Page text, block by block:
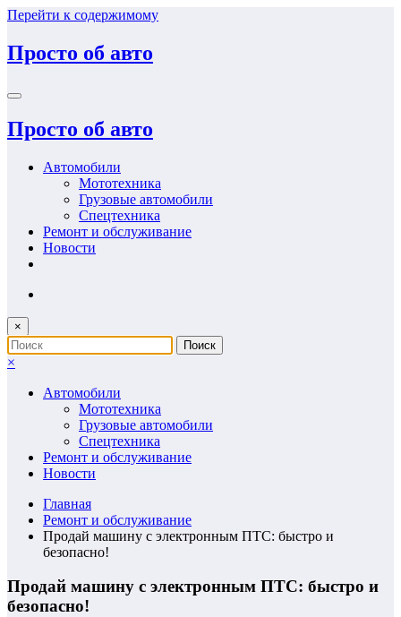
Перейти к содержимому
Просто об авто
Просто об авто
Автомобили
Мототехника
Грузовые автомобили
Спецтехника
Ремонт и обслуживание
Новости
×
×
Автомобили
Мототехника
Грузовые автомобили
Спецтехника
Ремонт и обслуживание
Новости
Главная
Ремонт и обслуживание
Продай машину с электронным ПТС: быстро и
безопасно!
Продай машину с электронным ПТС: быстро и
безопасно!